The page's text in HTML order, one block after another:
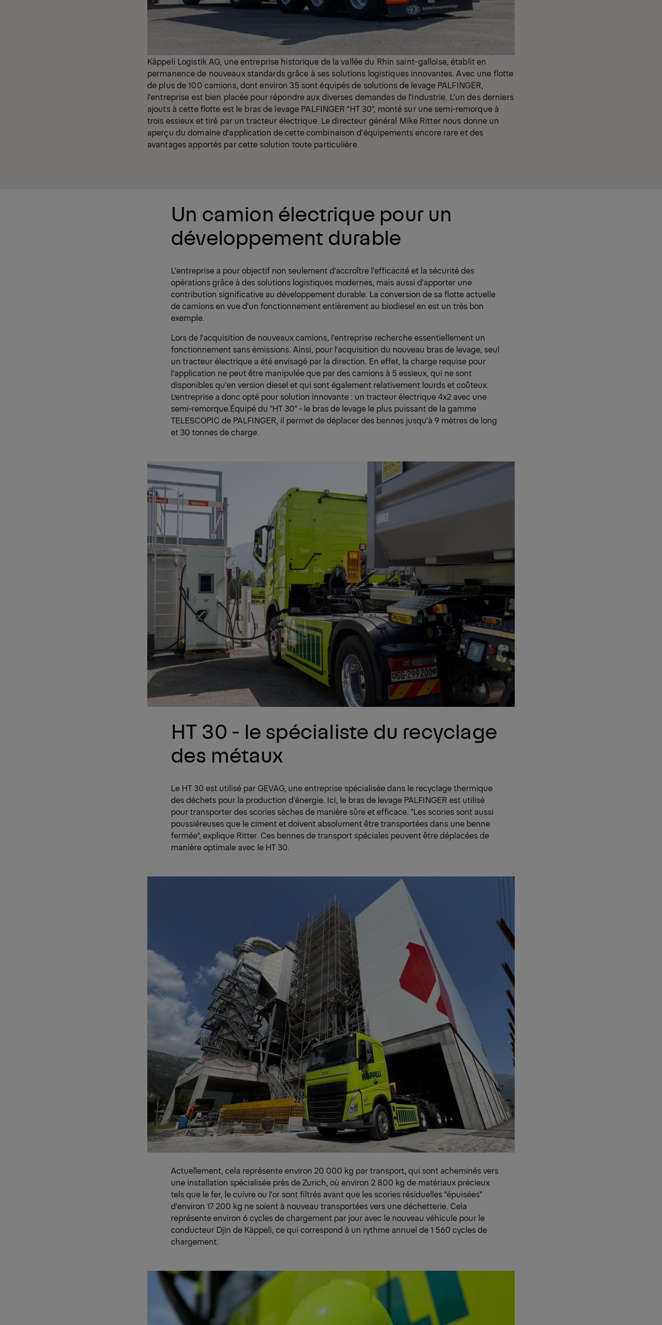
Käppeli Logistik AG, une entreprise historique de la vallée du Rhin saint-galloise, établit en
permanence de nouveaux standards grâce à ses solutions logistiques innovantes. Avec une flotte
de plus de 100 camions, dont environ 35 sont équipés de solutions de levage PALFINGER,
l'entreprise est bien placée pour répondre aux diverses demandes de l'industrie. L'un des derniers
ajouts à cette flotte est le bras de levage PALFINGER "HT 30", monté sur une semi-remorque à
trois essieux et tiré par un tracteur électrique. Le directeur général Mike Ritter nous donne un
aperçu du domaine d'application de cette combinaison d'équipements encore rare et des
avantages apportés par cette solution toute particulière.
Un camion électrique pour un
développement durable
L'entreprise a pour objectif non seulement d'accroître l'efficacité et la sécurité des
opérations grâce à des solutions logistiques modernes, mais aussi d'apporter une
contribution significative au développement durable. La conversion de sa flotte actuelle
de camions en vue d'un fonctionnement entièrement au biodiesel en est un très bon
exemple.
Lors de l'acquisition de nouveaux camions, l'entreprise recherche essentiellement un
fonctionnement sans émissions. Ainsi, pour l'acquisition du nouveau bras de levage, seul
un tracteur électrique a été envisagé par la direction. En effet, la charge requise pour
l'application ne peut être manipulée que par des camions à 5 essieux, qui ne sont
disponibles qu'en version diesel et qui sont également relativement lourds et coûteux.
L’entreprise a donc opté pour solution innovante : un tracteur électrique 4x2 avec une
semi-remorque.Équipé du "HT 30" - le bras de levage le plus puissant de la gamme
TELESCOPIC de PALFINGER, il permet de déplacer des bennes jusqu'à 9 mètres de long
et 30 tonnes de charge.
HT 30 - le spécialiste du recyclage
des métaux
Le HT 30 est utilisé par GEVAG, une entreprise spécialisée dans le recyclage thermique
des déchets pour la production d'énergie. Ici, le bras de levage PALFINGER est utilisé
pour transporter des scories sèches de manière sûre et efficace. "Les scories sont aussi
poussiéreuses que le ciment et doivent absolument être transportées dans une benne
fermée", explique Ritter. Ces bennes de transport spéciales peuvent être déplacées de
manière optimale avec le HT 30.
Actuellement, cela représente environ 20 000 kg par transport, qui sont acheminés vers
une installation spécialisée près de Zurich, où environ 2 800 kg de matériaux précieux
tels que le fer, le cuivre ou l'or sont filtrés avant que les scories résiduelles "épuisées"
d'environ 17 200 kg ne soient à nouveau transportées vers une déchetterie. Cela
représente environ 6 cycles de chargement par jour avec le nouveau véhicule pour le
conducteur Djin de Käppeli, ce qui correspond à un rythme annuel de 1 560 cycles de
chargement.